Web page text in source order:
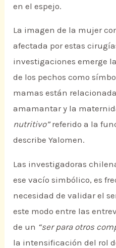
en el espejo.
La imagen de la mujer
afectada por estas
investigaciones emerge
de los pechos como
mamas están
amamantar y la
nutritivo”referido a la
describe Yalomen.
Las investigadoras
ese vacío simbólico, es
necesidad de validar el
este modo entre las
de un “ser para otros
la intensificación del rol